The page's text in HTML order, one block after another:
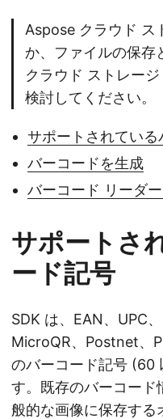
Aspose クラウド ス
か、ファイルの保存
クラウド ストレー
検討してください。
サポートされてい
バーコードを生成
バーコード リーダ
サポートさ
ード記号
SDK は、EAN、UPC
MicroQR、Postnet、
のバーコード記号 (60
す。既存のバーコード
般的な画像に保存する